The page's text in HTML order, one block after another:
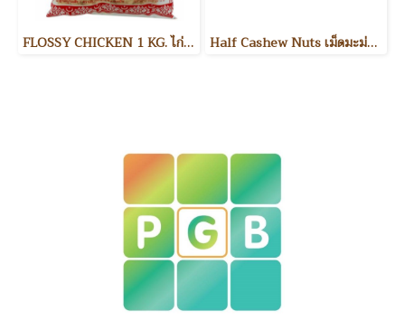
FLOSSY CHICKEN 1 KG. ไก่หยอง Half Cashew Nuts เม็ดมะม่วงหิมพานต์แบ่งครึ่ง